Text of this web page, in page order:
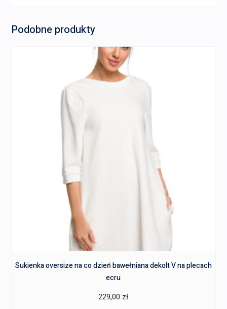
Podobne produkty
Sukienka oversize na co dzień bawełniana dekolt V na plecach
ecru
229,00 zł